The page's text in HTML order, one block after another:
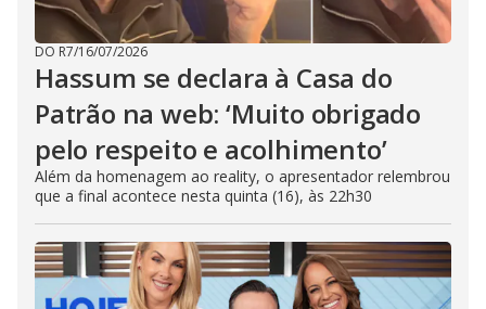
DO R7/16/07/2026
Hassum se declara à Casa do
Patrão na web: ‘Muito obrigado
pelo respeito e acolhimento’
Além da homenagem ao reality, o apresentador relembrou
que a final acontece nesta quinta (16), às 22h30